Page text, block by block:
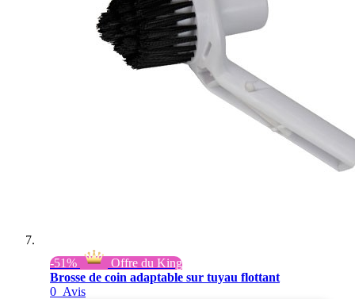
-51%
Offre du King
Brosse de coin adaptable sur tuyau flottant
0 Avis